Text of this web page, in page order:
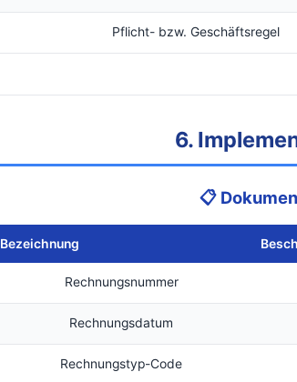
Pflicht- bzw. Geschäftsregel
6.
📋
Bezeichnung
Rechnungsnummer
Rechnungsdatum
Rechnungstyp-Code